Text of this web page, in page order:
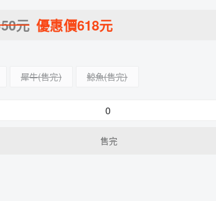
元 優惠價618元
犀牛 鯨魚
售完